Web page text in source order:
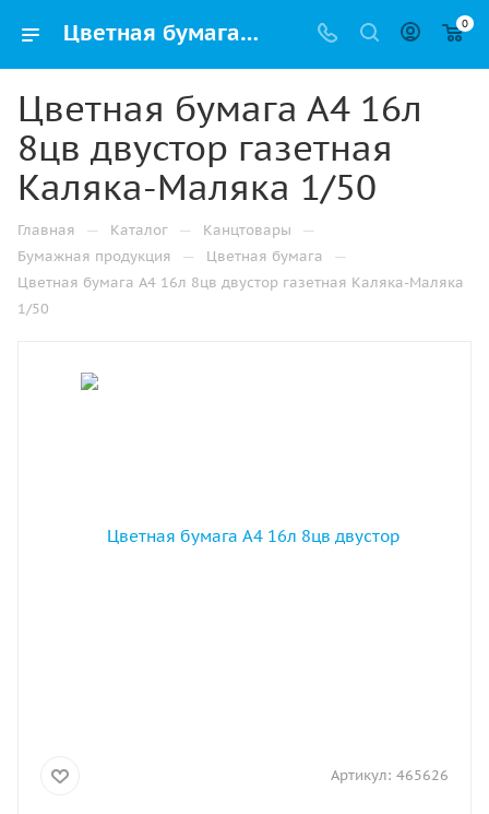
Цветная бумага А4 16л 8цв двустор газетная Каляка-Маляка 1/50 купить оптом и в розницу в Казани 0
Цветная бумага А4 16л
8цв двустор газетная
Каляка-Маляка 1/50
Главная — Каталог — Канцтовары —
Бумажная продукция — Цветная бумага —
Цветная бумага А4 16л 8цв двустор газетная Каляка-Маляка
1/50
Артикул: 465626